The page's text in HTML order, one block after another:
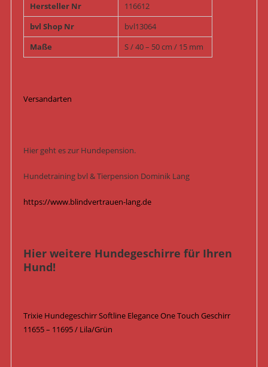
Hersteller Nr
116612
bvl Shop Nr
bvl13064
Maße
S / 40 – 50 cm / 15 mm
Versandarten
Hier geht es zur Hundepension.
Hundetraining bvl & Tierpension Dominik Lang
https://www.blindvertrauen-lang.de
Hier weitere Hundegeschirre für Ihren
Hund!
Trixie Hundegeschirr Softline Elegance One Touch Geschirr
11655 – 11695 / Lila/Grün